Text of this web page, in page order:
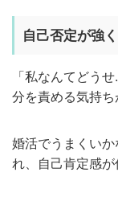
自己否定が強
「私なんてどう
分を責める気持
婚活でうまくい
れ、自己肯定感が